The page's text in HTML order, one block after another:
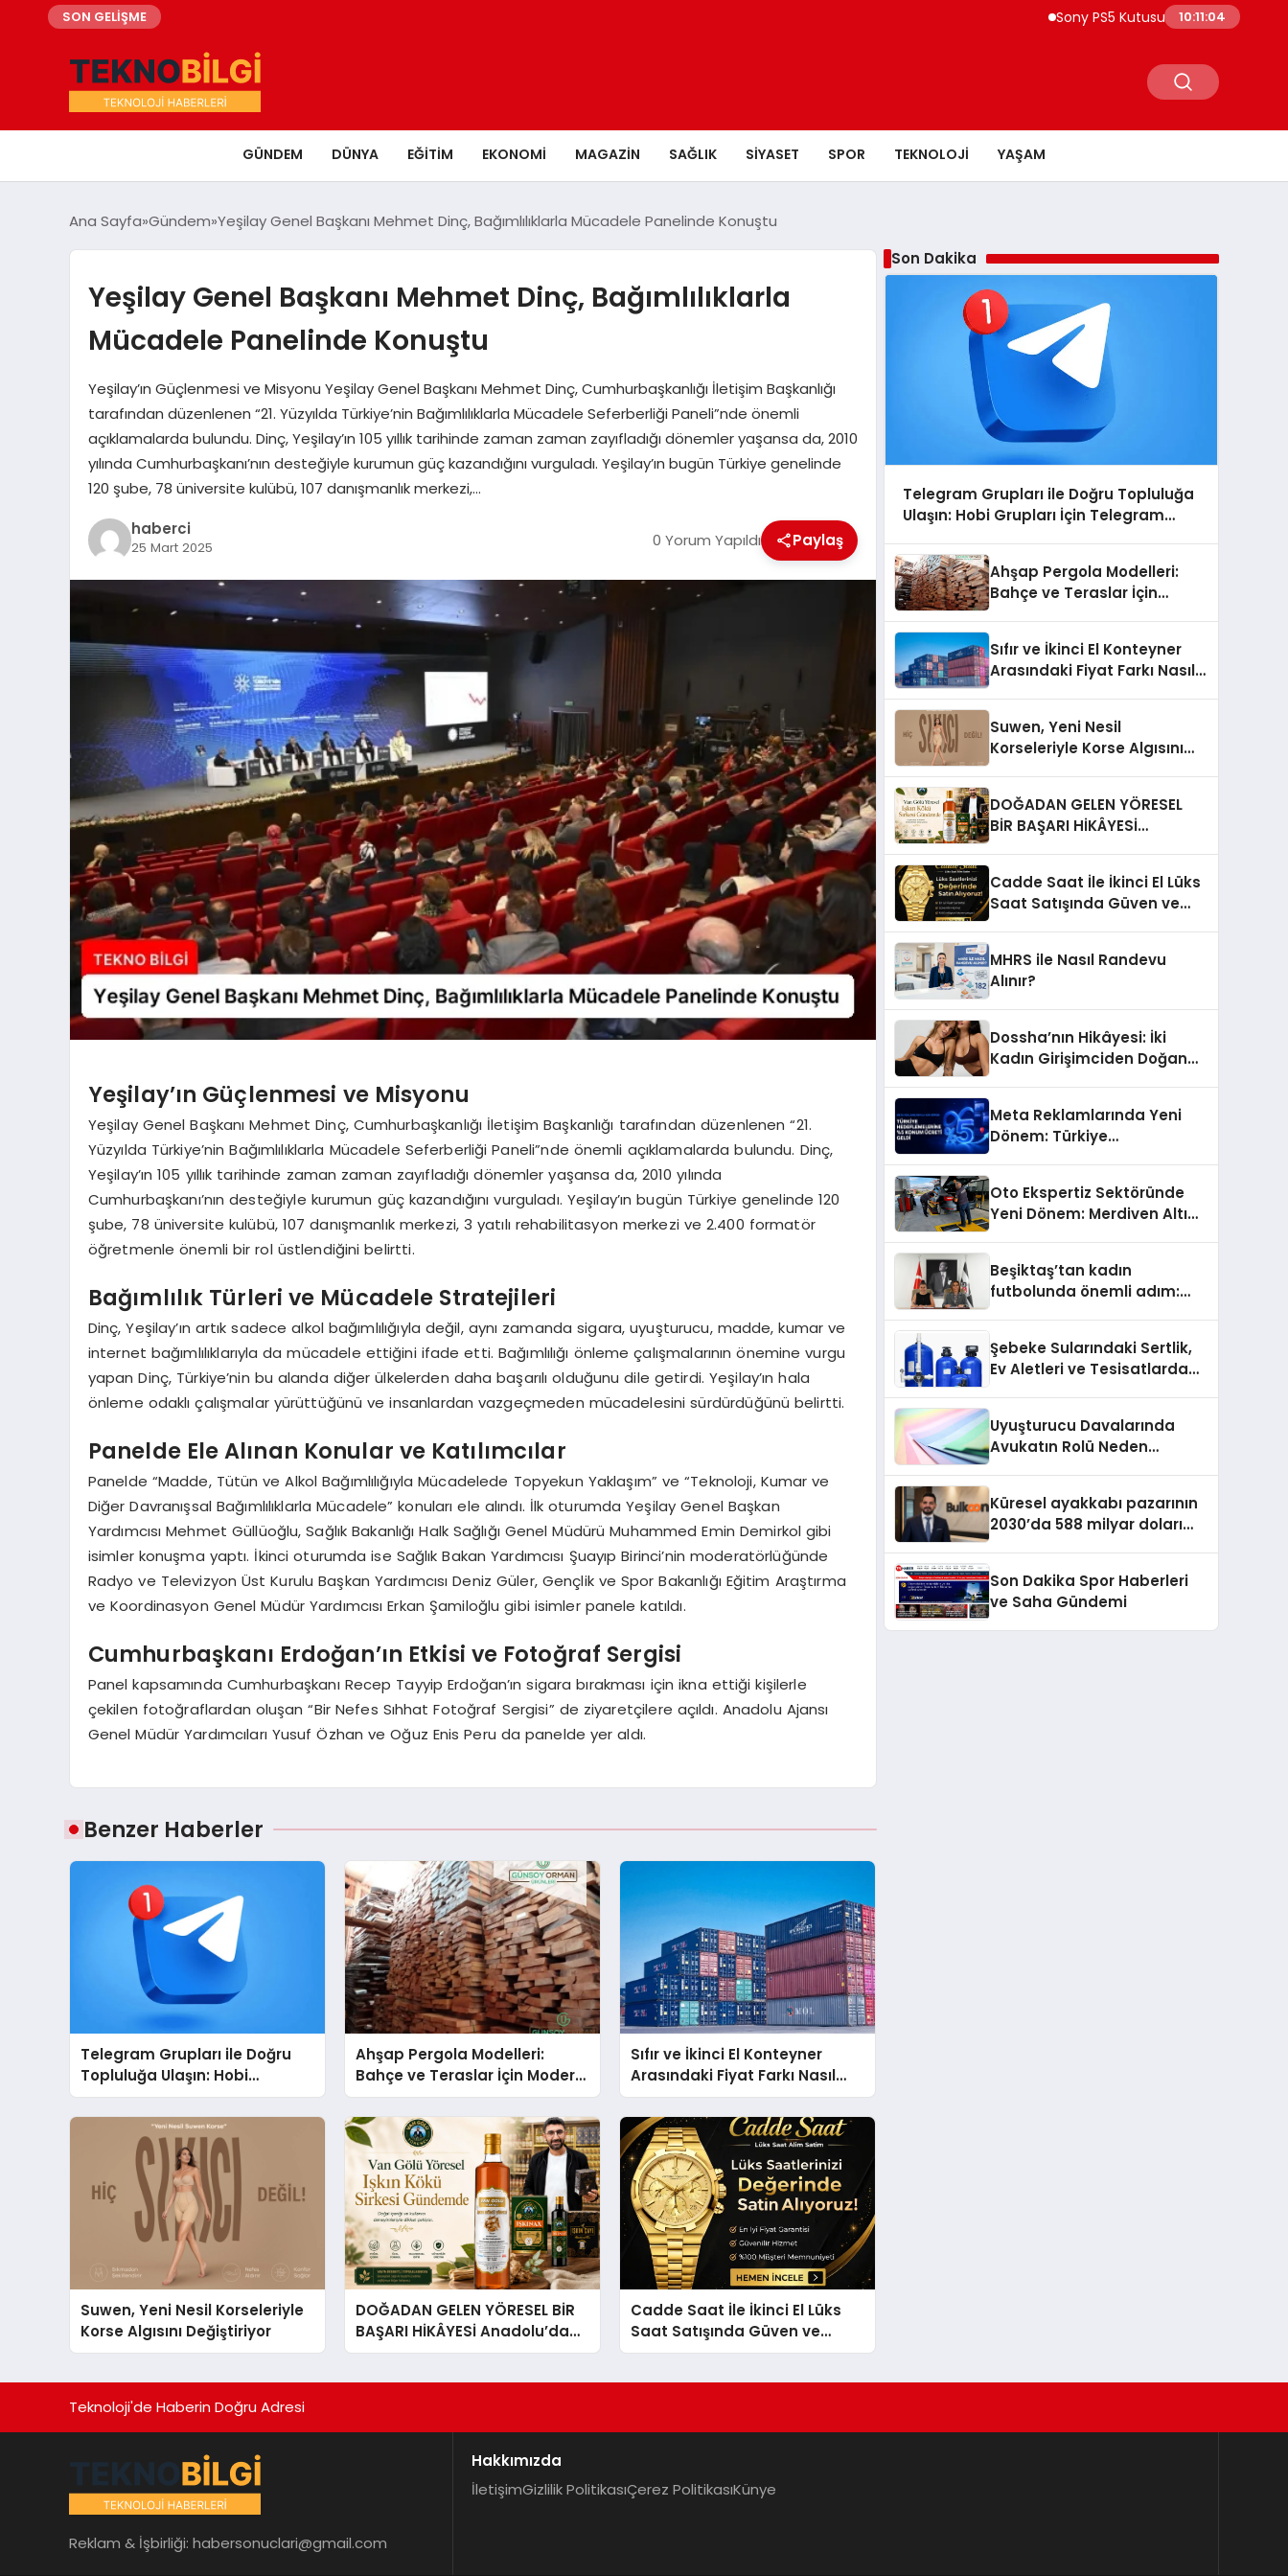
SON GELİŞME Sony PS5 Kutusuna 2028 Uyarısı Yeni
10:11:05
GÜNDEM DÜNYA EĞITIM EKONOMI MAGAZIN SAĞLIK SIYASET SPOR TEKNOLOJI YAŞAM
Ana Sayfa Gündem Yeşilay Genel Başkanı Mehmet Dinç, Bağımlılıklarla Mücadele Panelinde Konuştu
Yeşilay Genel Başkanı Mehmet Dinç, Bağımlılıklarla
Mücadele Panelinde Konuştu
Yeşilay’ın Güçlenmesi ve Misyonu Yeşilay Genel Başkanı Mehmet Dinç, Cumhurbaşkanlığı İletişim Başkanlığı
tarafından düzenlenen “21. Yüzyılda Türkiye’nin Bağımlılıklarla Mücadele Seferberliği Paneli”nde önemli
açıklamalarda bulundu. Dinç, Yeşilay’ın 105 yıllık tarihinde zaman zaman zayıfladığı dönemler yaşansa da, 2010
yılında Cumhurbaşkanı’nın desteğiyle kurumun güç kazandığını vurguladı. Yeşilay’ın bugün Türkiye genelinde
120 şube, 78 üniversite kulübü, 107 danışmanlık merkezi,…
haberci
25 Mart 2025 0 Yorum Yapıldı Paylaş
Yeşilay’ın Güçlenmesi ve Misyonu
Yeşilay Genel Başkanı Mehmet Dinç, Cumhurbaşkanlığı İletişim Başkanlığı tarafından düzenlenen “21.
Yüzyılda Türkiye’nin Bağımlılıklarla Mücadele Seferberliği Paneli”nde önemli açıklamalarda bulundu. Dinç,
Yeşilay’ın 105 yıllık tarihinde zaman zaman zayıfladığı dönemler yaşansa da, 2010 yılında
Cumhurbaşkanı’nın desteğiyle kurumun güç kazandığını vurguladı. Yeşilay’ın bugün Türkiye genelinde 120
şube, 78 üniversite kulübü, 107 danışmanlık merkezi, 3 yatılı rehabilitasyon merkezi ve 2.400 formatör
öğretmenle önemli bir rol üstlendiğini belirtti.
Bağımlılık Türleri ve Mücadele Stratejileri
Dinç, Yeşilay’ın artık sadece alkol bağımlılığıyla değil, aynı zamanda sigara, uyuşturucu, madde, kumar ve
internet bağımlılıklarıyla da mücadele ettiğini ifade etti. Bağımlılığı önleme çalışmalarının önemine vurgu
yapan Dinç, Türkiye’nin bu alanda diğer ülkelerden daha başarılı olduğunu dile getirdi. Yeşilay’ın hala
önleme odaklı çalışmalar yürüttüğünü ve insanlardan vazgeçmeden mücadelesini sürdürdüğünü belirtti.
Panelde Ele Alınan Konular ve Katılımcılar
Panelde “Madde, Tütün ve Alkol Bağımlılığıyla Mücadelede Topyekun Yaklaşım” ve “Teknoloji, Kumar ve
Diğer Davranışsal Bağımlılıklarla Mücadele” konuları ele alındı. İlk oturumda Yeşilay Genel Başkan
Yardımcısı Mehmet Güllüoğlu, Sağlık Bakanlığı Halk Sağlığı Genel Müdürü Muhammed Emin Demirkol gibi
isimler konuşma yaptı. İkinci oturumda ise Sağlık Bakan Yardımcısı Şuayıp Birinci’nin moderatörlüğünde
Radyo ve Televizyon Üst Kurulu Başkan Yardımcısı Deniz Güler, Gençlik ve Spor Bakanlığı Eğitim Araştırma
ve Koordinasyon Genel Müdür Yardımcısı Erkan Şamiloğlu gibi isimler panele katıldı.
Cumhurbaşkanı Erdoğan’ın Etkisi ve Fotoğraf Sergisi
Panel kapsamında Cumhurbaşkanı Recep Tayyip Erdoğan’ın sigara bırakması için ikna ettiği kişilerle
çekilen fotoğraflardan oluşan “Bir Nefes Sıhhat Fotoğraf Sergisi” de ziyaretçilere açıldı. Anadolu Ajansı
Genel Müdür Yardımcıları Yusuf Özhan ve Oğuz Enis Peru da panelde yer aldı.
Benzer Haberler
Telegram Grupları ile Doğru
Topluluğa Ulaşın: Hobi
Grupları İçin Telegram
Kullanımı
Ahşap Pergola Modelleri:
Bahçe ve Teraslar İçin Modern
Tasarım Fikirleri
Sıfır ve İkinci El Konteyner
Arasındaki Fiyat Farkı Nasıl
Oluşur?
Suwen, Yeni Nesil Korseleriyle
Korse Algısını Değiştiriyor
DOĞADAN GELEN YÖRESEL BİR
BAŞARI HİKÂYESİ Anadolu’dan
Çıkan Güçlü Bir Başarı
Cadde Saat İle İkinci El Lüks
Saat Satışında Güven ve
Doğru Değerleme
Son Dakika
Telegram Grupları ile Doğru Topluluğa
Ulaşın: Hobi Grupları İçin Telegram
Ahşap Pergola Modelleri:
Bahçe ve Teraslar İçin
Sıfır ve İkinci El Konteyner
Arasındaki Fiyat Farkı Nasıl
Suwen, Yeni Nesil
Korseleriyle Korse Algısını
DOĞADAN GELEN YÖRESEL
BİR BAŞARI HİKÂYESİ
Yöresel Işkın Kökü Sirkesi
Cadde Saat İle İkinci El Lüks
Saat Satışında Güven ve
MHRS ile Nasıl Randevu
Alınır?
Dossha’nın Hikâyesi: İki
Kadın Girişimciden Doğan
Meta Reklamlarında Yeni
Dönem: Türkiye
Oto Ekspertiz Sektöründe
Yeni Dönem: Merdiven Altı
Beşiktaş’tan kadın
futbolunda önemli adım:
Gündoğdu kulüp hafızasını
geleceğe taşıyacak
Şebeke Sularındaki Sertlik,
Ev Aletleri ve Tesisatlarda
Uyuşturucu Davalarında
Avukatın Rolü Neden
Küresel ayakkabı pazarının
2030’da 588 milyar doları
Son Dakika Spor Haberleri
ve Saha Gündemi
Teknoloji'de Haberin Doğru Adresi
Reklam & İşbirliği: habersonuclari@gmail.com
Hakkımızda
İletişimGizlilik PolitikasıÇerez PolitikasıKünye